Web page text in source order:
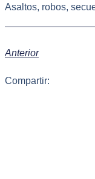
Asaltos, robos,
Anterior
Compartir: